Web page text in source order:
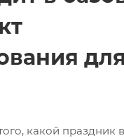
какой праздник